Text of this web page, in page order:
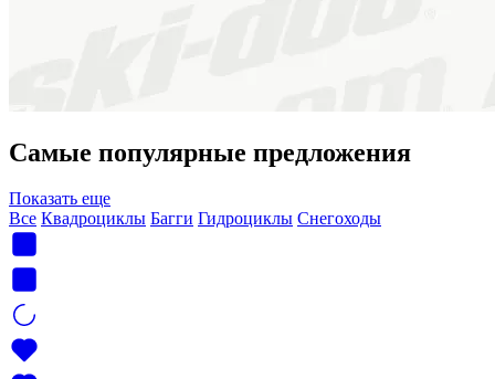
Самые популярные предложения
Показать еще
Все Квадроциклы Багги Гидроциклы Снегоходы